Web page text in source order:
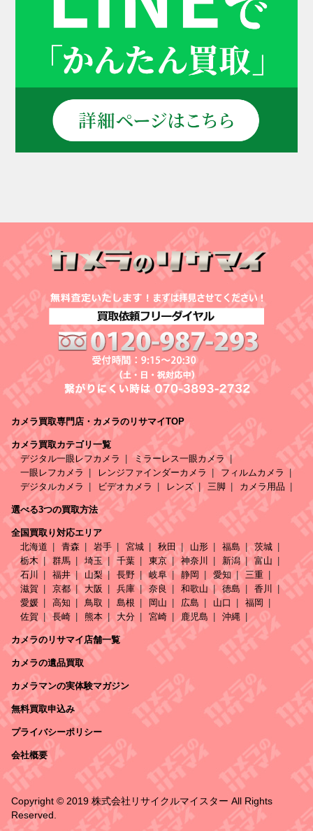
カメラ買取専門店・カメラのリサマイTOP
カメラ買取カテゴリ一覧
デジタル一眼レフカメラ
ミラーレス一眼カメラ
一眼レフカメラ
レンジファインダーカメラ
フィルムカメラ
デジタルカメラ
ビデオカメラ レンズ 三脚 カメラ用品
選べる3つの買取方法
全国買取り対応エリア
北海道
青森 岩手 宮城 秋田 山形 福島
茨城
栃木
群馬 埼玉 千葉 東京 神奈川 新潟
富山
石川
福井 山梨 長野 岐阜 静岡 愛知
三重
滋賀
京都 大阪 兵庫 奈良 和歌山 徳島
香川
愛媛
高知 鳥取 島根 岡山 広島 山口
福岡
佐賀
長崎 熊本 大分 宮崎 鹿児島 沖縄
カメラのリサマイ店舗一覧
カメラの遺品買取
カメラマンの実体験マガジン
無料買取申込み
プライバシーポリシー
会社概要
Copyright © 2019 株式会社リサイクルマイスター All Rights
Reserved.